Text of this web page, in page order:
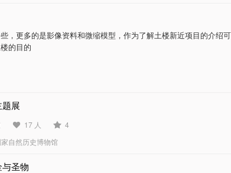
，更多的是影像资料和微缩模型，作为了解土楼新近项目的介绍
的目的
题展
17 人
4
自然历史博物馆
圣物